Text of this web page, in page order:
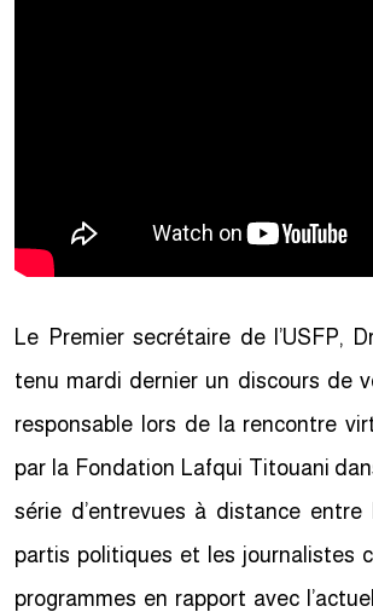
Le Premier secrétaire de l’USFP,
tenu mardi dernier un discours de
responsable lors de la rencontre
par la Fondation Lafqui Titouani
série d’entrevues à distance
partis politiques et les journalistes
programmes en rapport avec